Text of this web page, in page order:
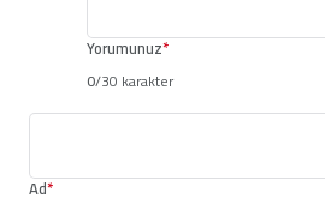
Yorumunuz*
0/30 karakter
Ad*